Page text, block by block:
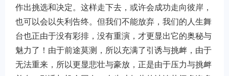
作出挑选和决定。这样走下去，或许会成功走向彼岸，
也可以会以失利告终。但我们不能放弃，我们的人生舞
台也正由于没有彩排，没有重演，才更显出它的奥秘与
魅力了！由于前途莫测，所以充满了引诱与挑衅，由于
无法重来，所以更显悲壮与豪放，正是由于压力与挑衅